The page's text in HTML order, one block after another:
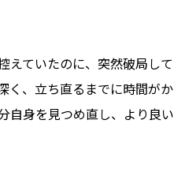
えていたのに、突然破局し
く、立ち直るまでに時間が
自身を見つめ直し、より良